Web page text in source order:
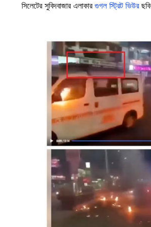
সিলেটের সুবিদবাজার এলাকার গুগল স্ট্রিট ভিউর